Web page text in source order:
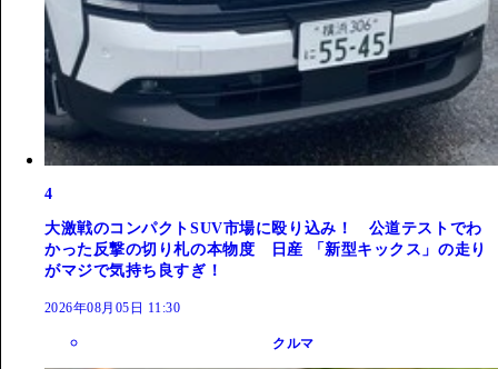
4
大激戦のコンパクトSUV市場に殴り込み！ 公道テストでわ
かった反撃の切り札の本物度 日産 「新型キックス」の走り
がマジで気持ち良すぎ！
2026年08月05日 11:30
クルマ